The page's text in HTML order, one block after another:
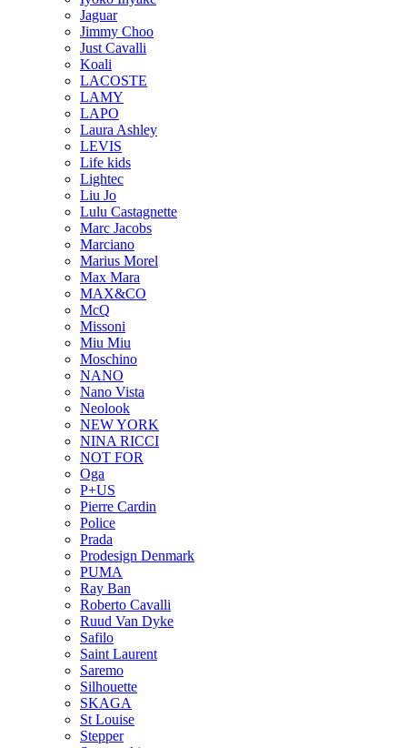
Jaguar
Jimmy Choo
Just Cavalli
Koali
LACOSTE
LAMY
LAPO
Laura Ashley
LEVIS
Life kids
Lightec
Liu Jo
Lulu Castagnette
Marc Jacobs
Marciano
Marius Morel
Max Mara
MAX&CO
McQ
Missoni
Miu Miu
Moschino
NANO
Nano Vista
Neolook
NEW YORK
NINA RICCI
NOT FOR
Oga
P+US
Pierre Cardin
Police
Prada
Prodesign Denmark
PUMA
Ray Ban
Roberto Cavalli
Ruud Van Dyke
Safilo
Saint Laurent
Saremo
Silhouette
SKAGA
St Louise
Stepper